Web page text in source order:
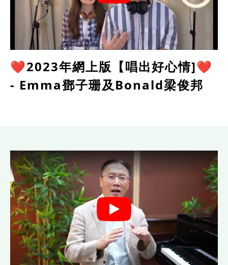
❤️2023年網上版【唱出好心情]❤️
- Emma鄧子珊及Bonald梁俊邦